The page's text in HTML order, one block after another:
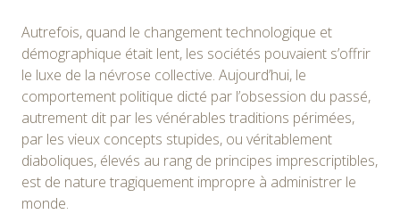
Autrefois, quand le changement technologique et
démographique était lent, les sociétés pouvaient s’offrir
le luxe de la névrose collective. Aujourd’hui, le
comportement politique dicté par l’obsession du passé,
autrement dit par les vénérables traditions périmées,
par les vieux concepts stupides, ou véritablement
diaboliques, élevés au rang de principes imprescriptibles,
est de nature tragiquement impropre à administrer le
monde.